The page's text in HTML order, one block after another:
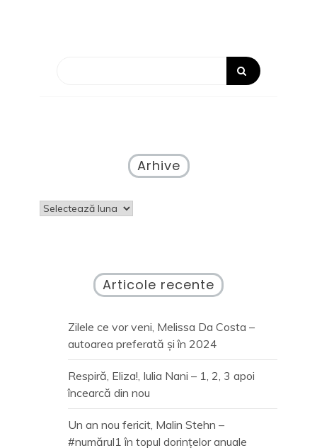
Arhive
Arhive
Articole recente
Zilele ce vor veni, Melissa Da Costa –
autoarea preferată și în 2024
Respiră, Eliza!, Iulia Nani – 1, 2, 3 apoi
încearcă din nou
Un an nou fericit, Malin Stehn –
#numărul1 în topul dorințelor anuale